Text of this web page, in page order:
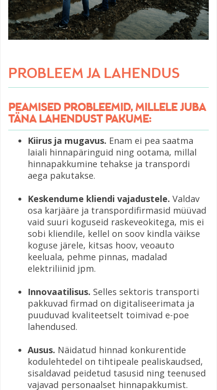
PROBLEEM JA LAHENDUS
PEAMISED PROBLEEMID, MILLELE JUBA
TÄNA LAHENDUST PAKUME:
Kiirus ja mugavus. Enam ei pea saatma
laiali hinnapäringuid ning ootama, millal
hinnapakkumine tehakse ja transpordi
aega pakutakse.
Keskendume kliendi vajadustele. Valdav
osa karjääre ja transpordifirmasid müüvad
vaid suuri koguseid raskeveokitega, mis ei
sobi kliendile, kellel on soov kindla väikse
koguse järele, kitsas hoov, veoauto
keeluala, pehme pinnas, madalad
elektriliinid jpm.
Innovaatilisus. Selles sektoris transporti
pakkuvad firmad on digitaliseerimata ja
puuduvad kvaliteetselt toimivad e-poe
lahendused.
Ausus. Näidatud hinnad konkurentide
kodulehtedel on tihtipeale pealiskaudsed,
sisaldavad peidetud tasusid ning teenused
vajavad personaalset hinnapakkumist.